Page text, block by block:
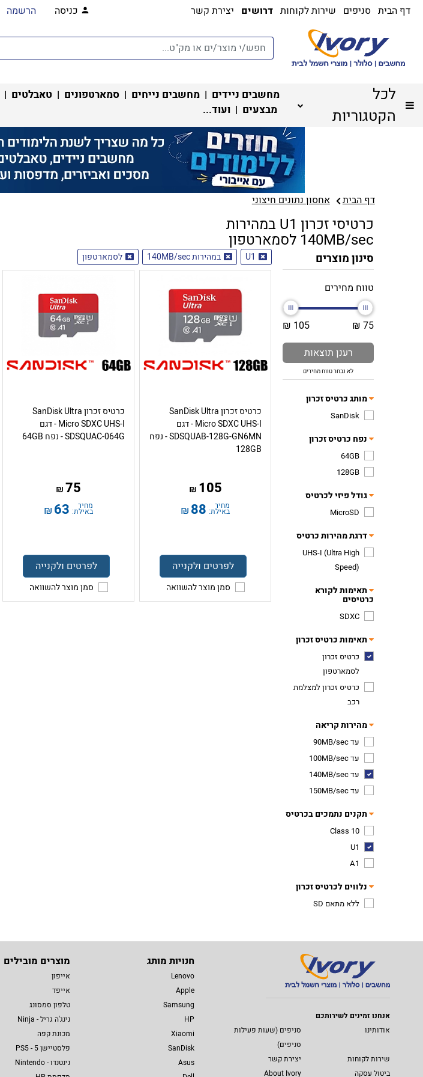
דף הבית סניפים שירות לקוחות דרושים יצירת קשר כניסה הרשמה
לכל
הקטגוריות
מחשבים ניידים | מחשבים נייחים | סמארטפונים | טאבלטים |
מבצעים | ועוד...
דף הבית אחסון נתונים חיצוני
כרטיסי זכרון U1 במהירות
140MB/sec לסמארטפון
סינון מוצרים
טווח מחירים
75 ₪
105 ₪
רענן תוצאות
לא נבחר טווח מחירים
מותג כרטיס זכרון
SanDisk
נפח כרטיס זכרון
64GB
128GB
גודל פיזי לכרטיס
MicroSD
דרגת מהירות כרטיס
UHS-I (Ultra High
Speed)
תאימות לקורא
כרטיסים
SDXC
תאימות כרטיס זכרון
כרטיס זכרון
לסמארטפון
כרטיס זכרון למצלמת
רכב
מהירות קריאה
עד 90MB/sec
עד 100MB/sec
עד 140MB/sec
עד 150MB/sec
תקנים נתמכים בכרטיס
Class 10
U1
A1
נלווים לכרטיס זכרון
ללא מתאם SD
U1 במהירות 140MB/sec לסמארטפון
כרטיס זכרון SanDisk Ultra
Micro SDXC UHS-I - דגם
SDSQUAB-128G-GN6MN - נפח
128GB
105
₪
מחיר
באילת: 88
₪
לפרטים ולקנייה
סמן מוצר להשוואה
כרטיס זכרון SanDisk Ultra
Micro SDXC UHS-I - דגם
SDSQUAC-064G - נפח 64GB
75
₪
מחיר
באילת: 63
₪
לפרטים ולקנייה
סמן מוצר להשוואה
אנחנו זמינים לשירותכם
אודותינו
סניפים (שעות פעילות
סניפים)
שירות לקוחות
יצירת קשר
ביטול עסקה
About Ivory
חנויות מותג
Lenovo
Apple
Samsung
HP
Xiaomi
SanDisk
Asus
מוצרים מובילים
אייפון
אייפד
טלפון סמסונג
נינג'ה גריל - Ninja
מכונת קפה
פלסטיישן 5 - PS5
נינטנדו - Nintendo